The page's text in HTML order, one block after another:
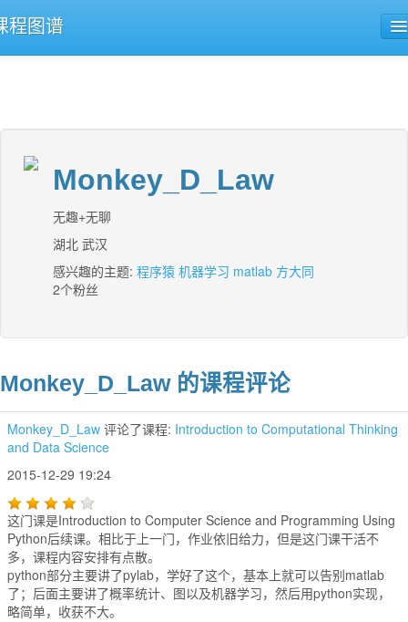
程图谱
Monkey_D_Law
无趣+无聊
湖北 武汉
感兴趣的主题: 程序猿 机器学习 matlab 方大同
2个粉丝
Monkey_D_Law 的课程评论
Monkey_D_Law 评论了课程: Introduction to Computational Thinking
and Data Science
2015-12-29 19:24
这门课是Introduction to Computer Science and Programming Using
Python后续课。相比于上一门，作业依旧给力，但是这门课干活不
多，课程内容安排有点散。
python部分主要讲了pylab，学好了这个，基本上就可以告别matlab
了；后面主要讲了概率统计、图以及机器学习，然后用python实现，
略简单，收获不大。